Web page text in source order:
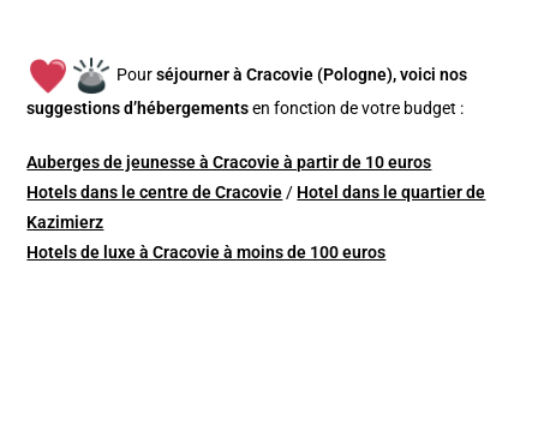
Pourséjourner à Cracovie (Pologne), voici nos
suggestions d’hébergements en fonction de votre budget :
Auberges de jeunesse à Cracovie à partir de 10 euros
Hotels dans le centre de Cracovie / Hotel dans le quartier de
Kazimierz
Hotels de luxe à Cracovie à moins de 100 euros